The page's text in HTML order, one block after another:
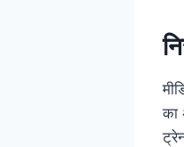
का